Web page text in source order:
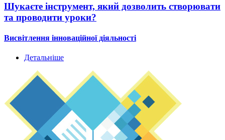
Шукаєте інструмент, який дозволить створювати
та проводити уроки?
Висвітлення інноваційної діяльності
Детальніше